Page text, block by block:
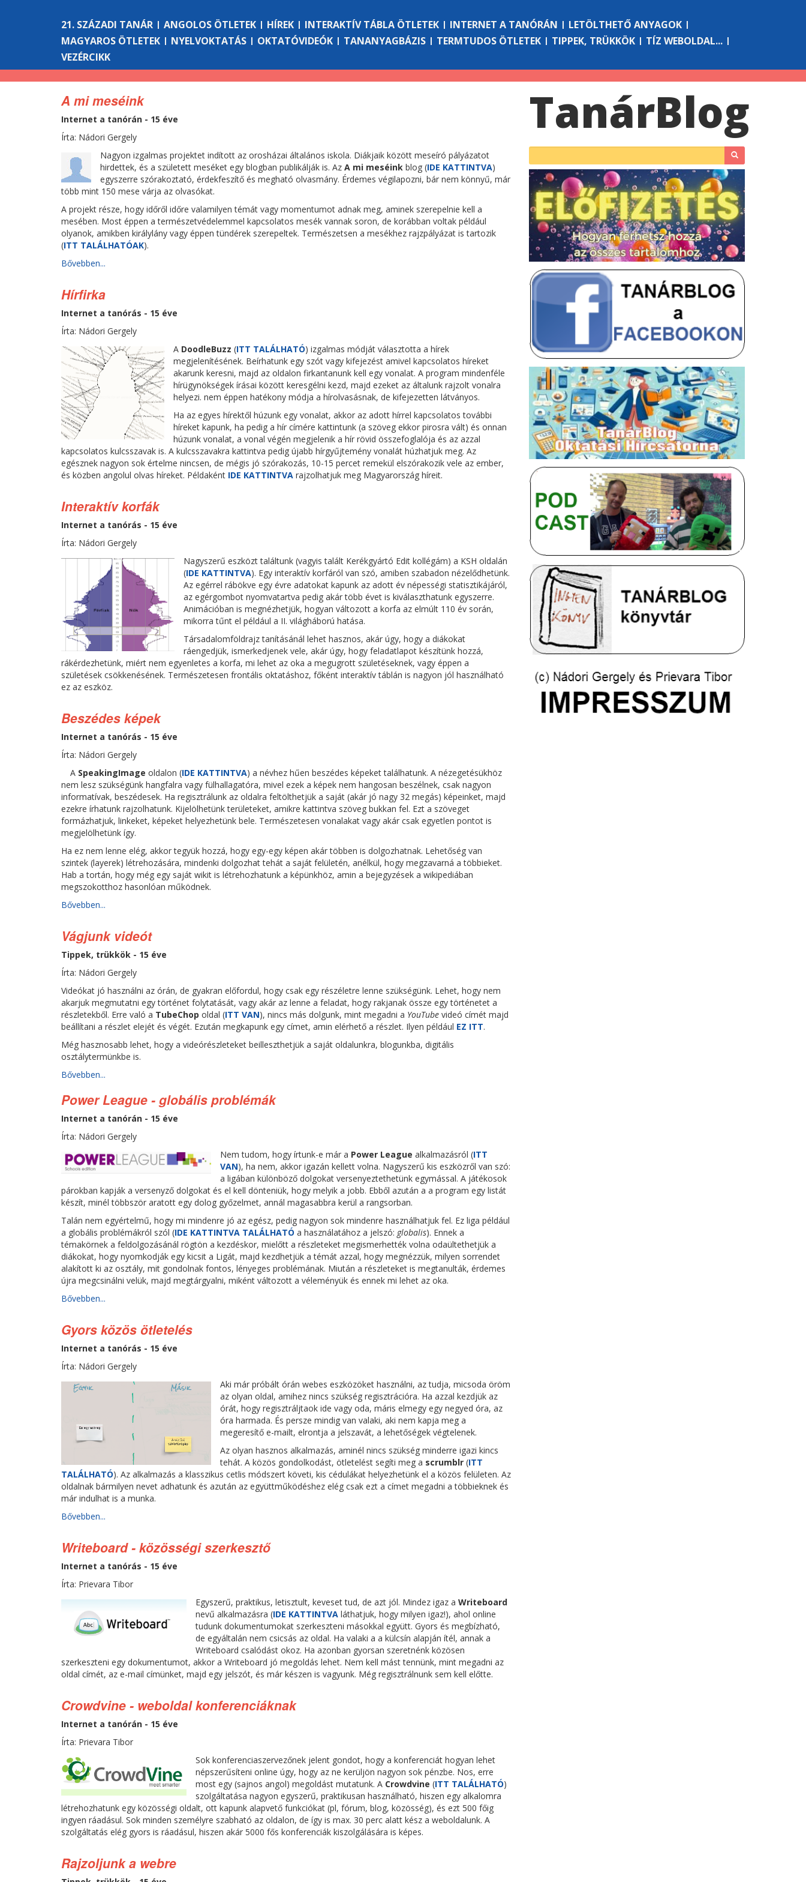
21. SZÁZADI TANÁR ANGOLOS ÖTLETEK HÍREK INTERAKTÍV TÁBLA ÖTLETEK INTERNET A TANÓRÁN
LETÖLTHETŐ ANYAGOK
MAGYAROS ÖTLETEK
NYELVOKTATÁS OKTATÓVIDEÓK TANANYAGBÁZIS TERMTUDOS ÖTLETEK TIPPEK, TRÜKKÖK
TÍZ WEBOLDAL...
VEZÉRCIKK
A mi meséink
Internet a tanórán - 15 éve
Írta: Nádori Gergely
Nagyon izgalmas projektet indított az orosházai általános iskola. Diákjaik között meseíró pályázatot
hirdettek, és a született meséket egy blogban publikálják is. Az A mi meséink blog (IDE KATTINTVA)
egyszerre szórakoztató, érdekfeszítő és megható olvasmány. Érdemes végilapozni, bár nem könnyű, már
több mint 150 mese várja az olvasókat.
A projekt része, hogy időről időre valamilyen témát vagy momentumot adnak meg, aminek szerepelnie kell a
mesében. Most éppen a természetvédelemmel kapcsolatos mesék vannak soron, de korábban voltak például
olyanok, amikben királylány vagy éppen tündérek szerepeltek. Természetsen a mesékhez rajzpályázat is tartozik
(ITT TALÁLHATÓAK).
Bővebben...
Hírfirka
Internet a tanórás - 15 éve
Írta: Nádori Gergely
A DoodleBuzz (ITT TALÁLHATÓ) izgalmas módját választotta a hírek
megjelenítésének. Beírhatunk egy szót vagy kifejezést amivel kapcsolatos híreket
akarunk keresni, majd az oldalon firkantanunk kell egy vonalat. A program mindenféle
hírügynökségek írásai között keresgélni kezd, majd ezeket az általunk rajzolt vonalra
helyezi. nem éppen hatékony módja a hírolvasásnak, de kifejezetten látványos.
Ha az egyes hírektől húzunk egy vonalat, akkor az adott hírrel kapcsolatos további
híreket kapunk, ha pedig a hír címére kattintunk (a szöveg ekkor pirosra vált) és onnan
húzunk vonalat, a vonal végén megjelenik a hír rövid összefoglalója és az azzal
kapcsolatos kulcsszavak is. A kulcsszavakra kattintva pedig újabb hírgyűjtemény vonalát húzhatjuk meg. Az
egésznek nagyon sok értelme nincsen, de mégis jó szórakozás, 10-15 percet remekül elszórakozik vele az ember,
és közben angolul olvas híreket. Példaként IDE KATTINTVA rajzolhatjuk meg Magyarország híreit.
Interaktív korfák
Internet a tanórás - 15 éve
Írta: Nádori Gergely
Nagyszerű eszközt találtunk (vagyis talált Kerékgyártó Edit kollégám) a KSH oldalán
(IDE KATTINTVA). Egy interaktív korfáról van szó, amiben szabadon nézelődhetünk.
Az egérrel rábökve egy évre adatokat kapunk az adott év népességi statisztikájáról,
az egérgombot nyomvatartva pedig akár több évet is kiválaszthatunk egyszerre.
Animációban is megnézhetjük, hogyan változott a korfa az elmúlt 110 év során,
mikorra tűnt el például a II. világháború hatása.
Társadalomföldrajz tanításánál lehet hasznos, akár úgy, hogy a diákokat
ráengedjük, ismerkedjenek vele, akár úgy, hogy feladatlapot készítünk hozzá,
rákérdezhetünk, miért nem egyenletes a korfa, mi lehet az oka a megugrott születéseknek, vagy éppen a
születések csökkenésének. Természetesen frontális oktatáshoz, főként interaktív táblán is nagyon jól használható
ez az eszköz.
Beszédes képek
Internet a tanórás - 15 éve
Írta: Nádori Gergely
A SpeakingImage oldalon (IDE KATTINTVA) a névhez hűen beszédes képeket találhatunk. A nézegetésükhöz
nem lesz szükségünk hangfalra vagy fülhallagatóra, mivel ezek a képek nem hangosan beszélnek, csak nagyon
informatívak, beszédesek. Ha regisztrálunk az oldalra feltölthetjük a saját (akár jó nagy 32 megás) képeinket, majd
ezekre írhatunk rajzolhatunk. Kijelölhetünk területeket, amikre kattintva szöveg bukkan fel. Ezt a szöveget
formázhatjuk, linkeket, képeket helyezhetünk bele. Természetesen vonalakat vagy akár csak egyetlen pontot is
megjelölhetünk így.
Ha ez nem lenne elég, akkor tegyük hozzá, hogy egy-egy képen akár többen is dolgozhatnak. Lehetőség van
szintek (layerek) létrehozására, mindenki dolgozhat tehát a saját felületén, anélkül, hogy megzavarná a többieket.
Hab a tortán, hogy még egy saját wikit is létrehozhatunk a képünkhöz, amin a bejegyzések a wikipediában
megszokotthoz hasonlóan működnek.
Bővebben...
Vágjunk videót
Tippek, trükkök - 15 éve
Írta: Nádori Gergely
Videókat jó használni az órán, de gyakran előfordul, hogy csak egy részéletre lenne szükségünk. Lehet, hogy nem
akarjuk megmutatni egy történet folytatását, vagy akár az lenne a feladat, hogy rakjanak össze egy történetet a
részletekből. Erre való a TubeChop oldal (ITT VAN), nincs más dolgunk, mint megadni a YouTube videó címét majd
beállítani a részlet elejét és végét. Ezután megkapunk egy címet, amin elérhető a részlet. Ilyen például EZ ITT.
Még hasznosabb lehet, hogy a videórészleteket beilleszthetjük a saját oldalunkra, blogunkba, digitális
osztálytermünkbe is.
Bővebben...
Power League - globális problémák
Internet a tanórán - 15 éve
Írta: Nádori Gergely
Nem tudom, hogy írtunk-e már a Power League alkalmazásról (ITT
VAN), ha nem, akkor igazán kellett volna. Nagyszerű kis eszközről van szó:
a ligában különböző dolgokat versenyeztethetünk egymással. A játékosok
párokban kapják a versenyző dolgokat és el kell dönteniük, hogy melyik a jobb. Ebből azután a a program egy listát
készít, minél többször aratott egy dolog győzelmet, annál magasabbra kerül a rangsorban.
Talán nem egyértelmű, hogy mi mindenre jó az egész, pedig nagyon sok mindenre használhatjuk fel. Ez liga például
a globális problémákról szól (IDE KATTINTVA TALÁLHATÓ a használatához a jelszó: globalis). Ennek a
témakörnek a feldolgozásánál rögtön a kezdéskor, mielőtt a részleteket megismerhették volna odaültethetjük a
diákokat, hogy nyomkodják egy kicsit a Ligát, majd kezdhetjük a témát azzal, hogy megnézzük, milyen sorrendet
alakított ki az osztály, mit gondolnak fontos, lényeges problémának. Miután a részleteket is megtanulták, érdemes
újra megcsinálni velük, majd megtárgyalni, miként változott a véleményük és ennek mi lehet az oka.
Bővebben...
Gyors közös ötletelés
Internet a tanórás - 15 éve
Írta: Nádori Gergely
Aki már próbált órán webes eszközöket használni, az tudja, micsoda öröm
az olyan oldal, amihez nincs szükség regisztrációra. Ha azzal kezdjük az
órát, hogy regisztráljtaok ide vagy oda, máris elmegy egy negyed óra, az
óra harmada. És persze mindig van valaki, aki nem kapja meg a
megeresítő e-mailt, elrontja a jelszavát, a lehetőségek végtelenek.
Az olyan hasznos alkalmazás, aminél nincs szükség minderre igazi kincs
tehát. A közös gondolkodást, ötletelést segíti meg a scrumblr (ITT
TALÁLHATÓ). Az alkalmazás a klasszikus cetlis módszert követi, kis cédulákat helyezhetünk el a közös felületen. Az
oldalnak bármilyen nevet adhatunk és azután az együttműködéshez elég csak ezt a címet megadni a többieknek és
már indulhat is a munka.
Bővebben...
Writeboard - közösségi szerkesztő
Internet a tanórás - 15 éve
Írta: Prievara Tibor
Egyszerű, praktikus, letisztult, keveset tud, de azt jól. Mindez igaz a Writeboard
nevű alkalmazásra (IDE KATTINTVA láthatjuk, hogy milyen igaz!), ahol online
tudunk dokumentumokat szerkeszteni másokkal együtt. Gyors és megbízható,
de egyáltalán nem csicsás az oldal. Ha valaki a a külcsín alapján ítél, annak a
Writeboard csalódást okoz. Ha azonban gyorsan szeretnénk közösen
szerkeszteni egy dokumentumot, akkor a Writeboard jó megoldás lehet. Nem kell mást tennünk, mint megadni az
oldal címét, az e-mail címünket, majd egy jelszót, és már készen is vagyunk. Még regisztrálnunk sem kell előtte.
Crowdvine - weboldal konferenciáknak
Internet a tanórán - 15 éve
Írta: Prievara Tibor
Sok konferenciaszervezőnek jelent gondot, hogy a konferenciát hogyan lehet
népszerűsíteni online úgy, hogy az ne kerüljön nagyon sok pénzbe. Nos, erre
most egy (sajnos angol) megoldást mutatunk. A Crowdvine (ITT TALÁLHATÓ)
szolgáltatása nagyon egyszerű, praktikusan használható, hiszen egy alkalomra
létrehozhatunk egy közösségi oldalt, ott kapunk alapvető funkciókat (pl, fórum, blog, közösség), és ezt 500 főig
ingyen ráadásul. Sok minden személyre szabható az oldalon, de így is max. 30 perc alatt kész a weboldalunk. A
szolgáltatás elég gyors is ráadásul, hiszen akár 5000 fős konferenciák kiszolgálására is képes.
Rajzoljunk a webre
TanárBlog